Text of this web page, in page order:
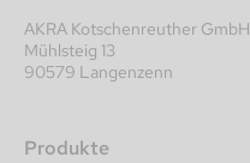
AKRA Kotschenreuther GmbH
Mühlsteig 13
90579 Langenzenn
Produkte